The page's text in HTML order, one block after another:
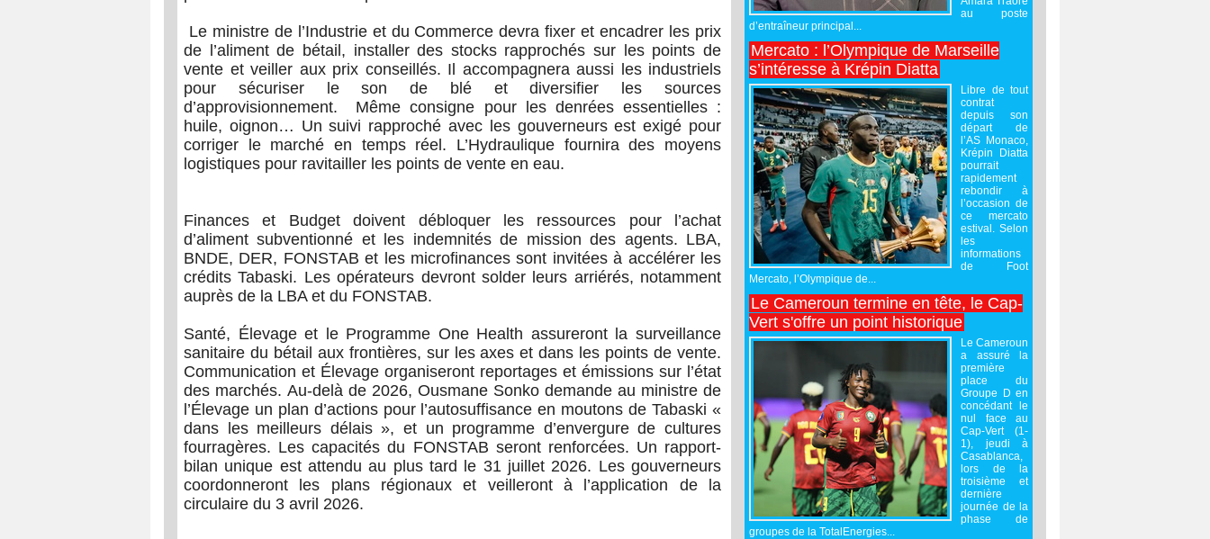
Le ministre de l’Industrie et du Commerce devra fixer et encadrer les prix
de l’aliment de bétail, installer des stocks rapprochés sur les points de
vente et veiller aux prix conseillés. Il accompagnera aussi les industriels
pour sécuriser le son de blé et diversifier les sources
d’approvisionnement. Même consigne pour les denrées essentielles :
huile, oignon… Un suivi rapproché avec les gouverneurs est exigé pour
corriger le marché en temps réel. L’Hydraulique fournira des moyens
logistiques pour ravitailler les points de vente en eau.
Finances et Budget doivent débloquer les ressources pour l’achat
d’aliment subventionné et les indemnités de mission des agents. LBA,
BNDE, DER, FONSTAB et les microfinances sont invitées à accélérer les
crédits Tabaski. Les opérateurs devront solder leurs arriérés, notamment
auprès de la LBA et du FONSTAB.
Santé, Élevage et le Programme One Health assureront la surveillance
sanitaire du bétail aux frontières, sur les axes et dans les points de vente.
Communication et Élevage organiseront reportages et émissions sur l’état
des marchés. Au-delà de 2026, Ousmane Sonko demande au ministre de
l’Élevage un plan d’actions pour l’autosuffisance en moutons de Tabaski «
dans les meilleurs délais », et un programme d’envergure de cultures
fourragères. Les capacités du FONSTAB seront renforcées. Un rapport-
bilan unique est attendu au plus tard le 31 juillet 2026. Les gouverneurs
coordonneront les plans régionaux et veilleront à l’application de la
circulaire du 3 avril 2026.
au poste
d’entraîneur principal...
Mercato : l’Olympique de Marseille
s’intéresse à Krépin Diatta
Libre de tout
contrat
depuis son
départ de
l’AS Monaco,
Krépin Diatta
pourrait
rapidement
rebondir à
l’occasion de
ce mercato
estival. Selon
les
informations
de Foot
Mercato, l’Olympique de...
Le Cameroun termine en tête, le Cap-
Vert s'offre un point historique
Le Cameroun
a assuré la
première
place du
Groupe D en
concédant le
nul face au
Cap-Vert (1-
1), jeudi à
Casablanca,
lors de la
troisième et
dernière
journée de la
phase de
groupes de la TotalEnergies...